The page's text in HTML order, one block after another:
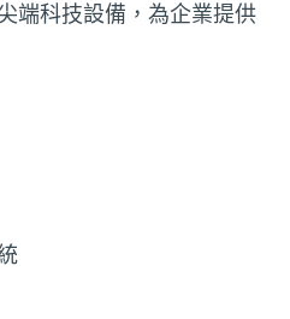
端科技設備，為企業提供